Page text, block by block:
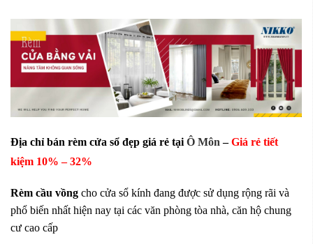
Địa chỉ bán rèm cửa sổ đẹp giá rẻ tại Ô Môn –Giá rẻ tiết
kiệm 10% – 32%
Rèm cầu vồng cho cửa sổ kính đang được sử dụng rộng rãi và
phổ biến nhất hiện nay tại các văn phòng tòa nhà, căn hộ chung
cư cao cấp